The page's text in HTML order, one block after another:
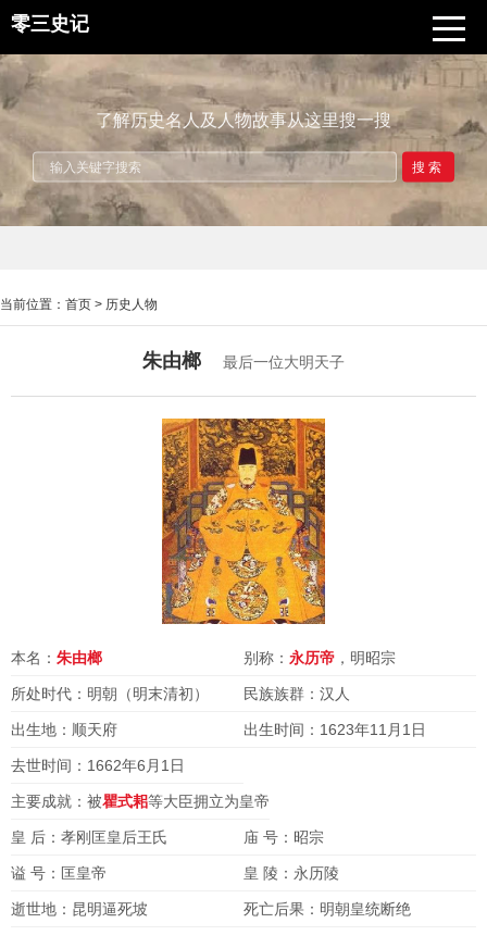
零三史记
了解历史名人及人物故事从这里搜一搜
搜索
当前位置： 首页 > 历史人物
朱由榔 最后一位大明天子
本名： 朱由榔 别称： 永历帝 ，明昭宗
所处时代：明朝（明末清初） 民族族群：汉人
出生地：顺天府 出生时间：1623年11月1日
去世时间：1662年6月1日
主要成就：被瞿式耜等大臣拥立为皇帝
皇 后：孝刚匡皇后王氏 庙 号：昭宗
谥 号：匡皇帝 皇 陵：永历陵
逝世地：昆明逼死坡 死亡后果：明朝皇统断绝